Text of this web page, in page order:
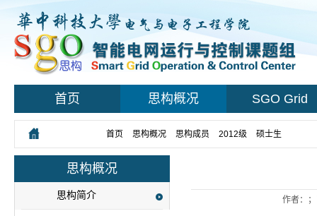
首页 思构概况 SGO Grid
首页 思构概况 思构成员 2012级 硕士生
思构概况
思构简介 作者：